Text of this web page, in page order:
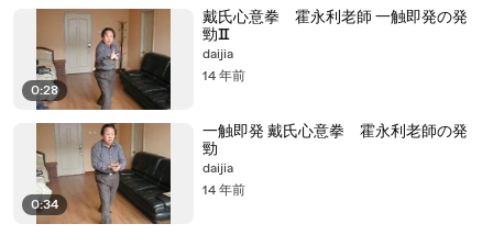
0:28
戴氏心意拳 霍永利老師 一触即発の発
勁Ⅱ
daijia
14 年前
0:34
一触即発 戴氏心意拳 霍永利老師の発
勁
daijia
14 年前